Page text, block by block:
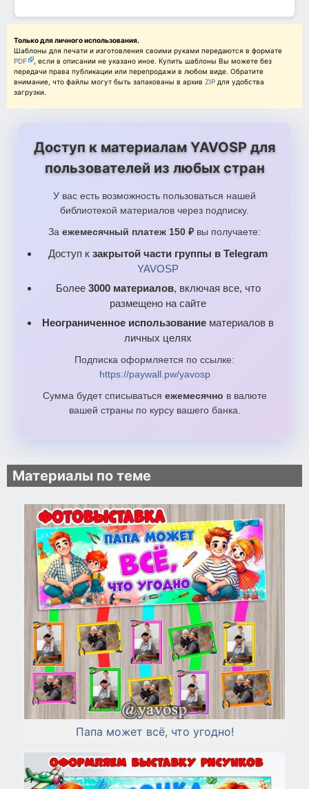
Только для личного использования.
Шаблоны для печати и изготовления своими руками передаются в формате
PDF
, если в описании не указано иное. Купить шаблоны Вы можете без
передачи права публикации или перепродажи в любом виде. Обратите
внимание, что файлы могут быть запакованы в архив ZIP для удобства
загрузки.
Доступ к материалам YAVOSP для
пользователей из любых стран
У вас есть возможность пользоваться нашей
библиотекой материалов через подписку.
За ежемесячный платеж 150 ₽ вы получаете:
Доступ к закрытой части группы в Telegram
YAVOSP
Более 3000 материалов, включая все, что
размещено на сайте
Неограниченное использование материалов в
личных целях
Подписка оформляется по ссылке:
https://paywall.pw/yavosp
Сумма будет списываться ежемесячно в валюте
вашей страны по курсу вашего банка.
Материалы по теме
Папа может всё, что угодно!